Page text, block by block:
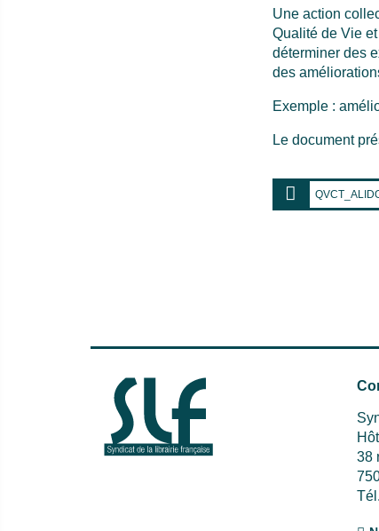
Une action
Qualité de Vie
déterminer des
des
Exemple :
Le document
38